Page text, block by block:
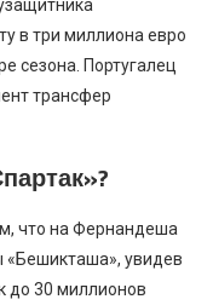
в три миллиона евро
сезона. Португалец
трансфер
что на Фернандеша
«Бешикташа», увидев
до 30 миллионов